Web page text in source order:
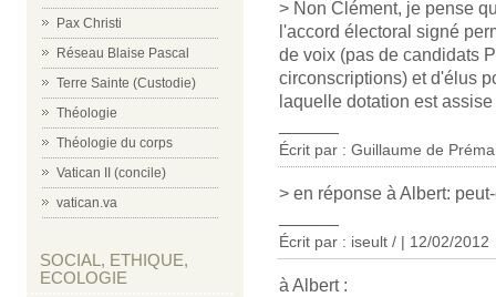
Pax Christi
Réseau Blaise Pascal
Terre Sainte (Custodie)
Théologie
Théologie du corps
Vatican II (concile)
vatican.va
SOCIAL, ETHIQUE,
ECOLOGIE
> Non Clément, je pense
l'accord électoral signé
de voix (pas de candidats
circonscriptions) et d'élus
laquelle dotation est
Écrit par : Guillaume de
> en réponse à Albert:
Écrit par : iseult / | 12/02/2012
à Albert :